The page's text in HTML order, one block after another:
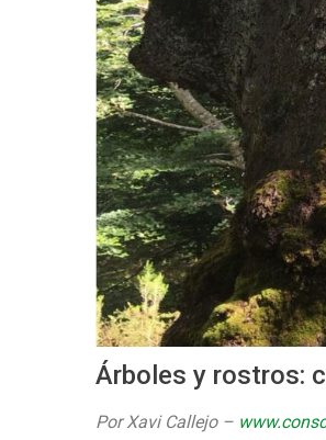
Árboles y rostros:
Por Xavi Callejo –